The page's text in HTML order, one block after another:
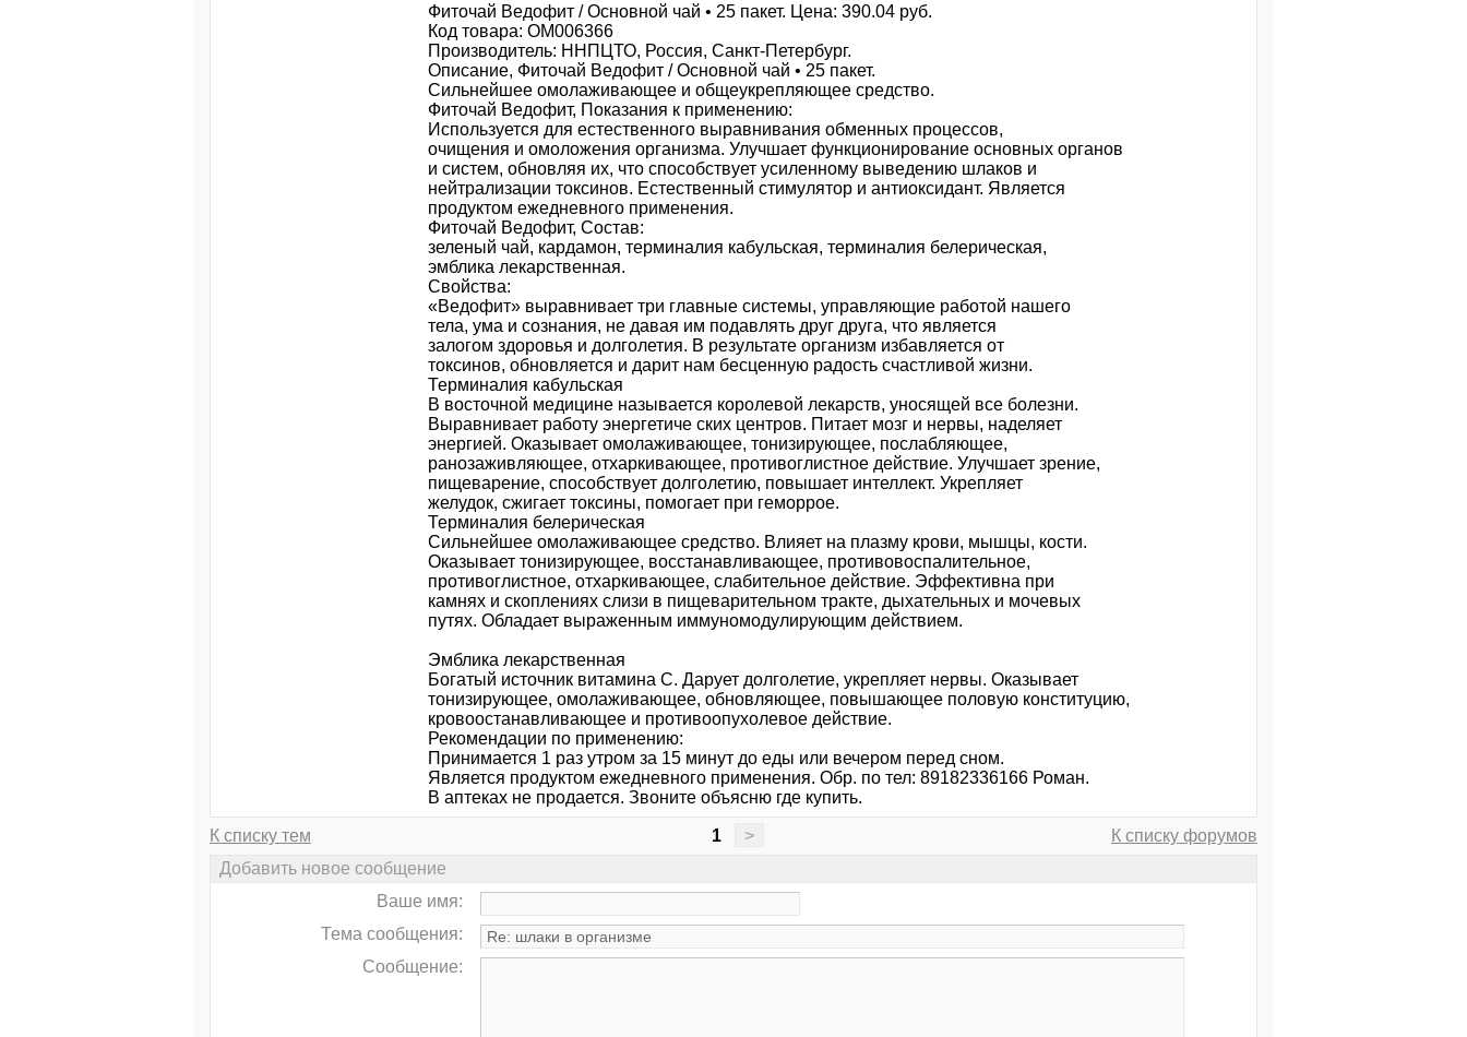
Фиточай Ведофит / Основной чай • 25 пакет. Цена: 390.04 руб.
Код товара: OM006366
Производитель: ННПЦТО, Россия, Санкт-Петербург.
Описание, Фиточай Ведофит / Основной чай • 25 пакет.
Сильнейшее омолаживающее и общеукрепляющее средство.
Фиточай Ведофит, Показания к применению:
Используется для естественного выравнивания обменных процессов,
очищения и омоложения организма. Улучшает функционирование основных органов
и систем, обновляя их, что способствует усиленному выведению шлаков и
нейтрализации токсинов. Естественный стимулятор и антиоксидант. Является
продуктом ежедневного применения.
Фиточай Ведофит, Состав:
зеленый чай, кардамон, терминалия кабульская, терминалия белерическая,
эмблика лекарственная.
Свойства:
«Ведофит» выравнивает три главные системы, управляющие работой нашего
тела, ума и сознания, не давая им подавлять друг друга, что является
залогом здоровья и долголетия. В результате организм избавляется от
токсинов, обновляется и дарит нам бесценную радость счастливой жизни.
Терминалия кабульская
В восточной медицине называется королевой лекарств, уносящей все болезни.
Выравнивает работу энергетиче ских центров. Питает мозг и нервы, наделяет
энергией. Оказывает омолаживающее, тонизирующее, послабляющее,
ранозаживляющее, отхаркивающее, противоглистное действие. Улучшает зрение,
пищеварение, способствует долголетию, повышает интеллект. Укрепляет
желудок, сжигает токсины, помогает при геморрое.
Терминалия белерическая
Сильнейшее омолаживающее средство. Влияет на плазму крови, мышцы, кости.
Оказывает тонизирующее, восстанавливающее, противовоспалительное,
противоглистное, отхаркивающее, слабительное действие. Эффективна при
камнях и скоплениях слизи в пищеварительном тракте, дыхательных и мочевых
путях. Обладает выраженным иммуномодулирующим действием.
Эмблика лекарственная
Богатый источник витамина С. Дарует долголетие, укрепляет нервы. Оказывает
тонизирующее, омолаживающее, обновляющее, повышающее половую конституцию,
кровоостанавливающее и противоопухолевое действие.
Рекомендации по применению:
Принимается 1 раз утром за 15 минут до еды или вечером перед сном.
Является продуктом ежедневного применения. Обр. по тел: 89182336166 Роман.
В аптеках не продается. Звоните объясню где купить.
К списку тем 1 >
К списку форумов
Добавить новое сообщение
Ваше имя:
Тема сообщения:
Сообщение: